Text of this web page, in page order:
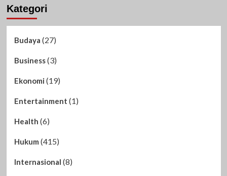
Kategori
Budaya (27)
Business(3)
Ekonomi (19)
Entertainment (1)
Health (6)
Hukum (415)
Internasional (8)